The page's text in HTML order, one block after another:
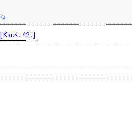
[Kauś. 42.]